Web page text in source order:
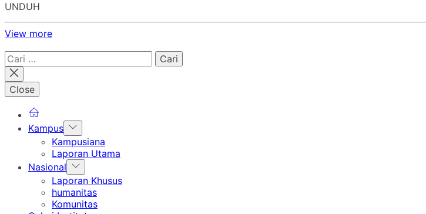
UNDUH
View more
Cari
untuk:
Close
Kampus Show
sub
menu
Kampusiana
Laporan Utama
Nasional Show
sub
menu
Laporan Khusus
humanitas
Komunitas